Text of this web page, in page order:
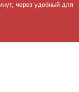
через удобный для